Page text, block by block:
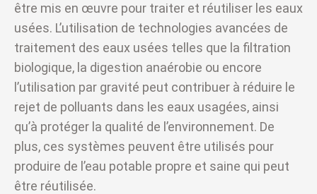
être mis en œuvre pour traiter et réutiliser les eaux
usées. L’utilisation de technologies avancées de
traitement des eaux usées telles que la filtration
biologique, la digestion anaérobie ou encore
l’utilisation par gravité peut contribuer à réduire le
rejet de polluants dans les eaux usagées, ainsi
qu’à protéger la qualité de l’environnement. De
plus, ces systèmes peuvent être utilisés pour
produire de l’eau potable propre et saine qui peut
être réutilisée.